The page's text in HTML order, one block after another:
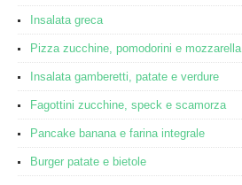
Insalata greca
Pizza zucchine, pomodorini e mozzarella
Insalata gamberetti, patate e verdure
Fagottini zucchine, speck e scamorza
Pancake banana e farina integrale
Burger patate e bietole